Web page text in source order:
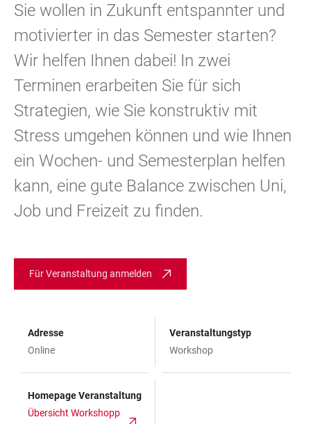
Sie wollen in Zukunft entspannter und
motivierter in das Semester starten?
Wir helfen Ihnen dabei! In zwei
Terminen erarbeiten Sie für sich
Strategien, wie Sie konstruktiv mit
Stress umgehen können und wie Ihnen
ein Wochen- und Semesterplan helfen
kann, eine gute Balance zwischen Uni,
Job und Freizeit zu finden.
Für Veranstaltung anmelden
Adresse
Online
Veranstaltungstyp
Workshop
Homepage Veranstaltung
Übersicht Workshopp